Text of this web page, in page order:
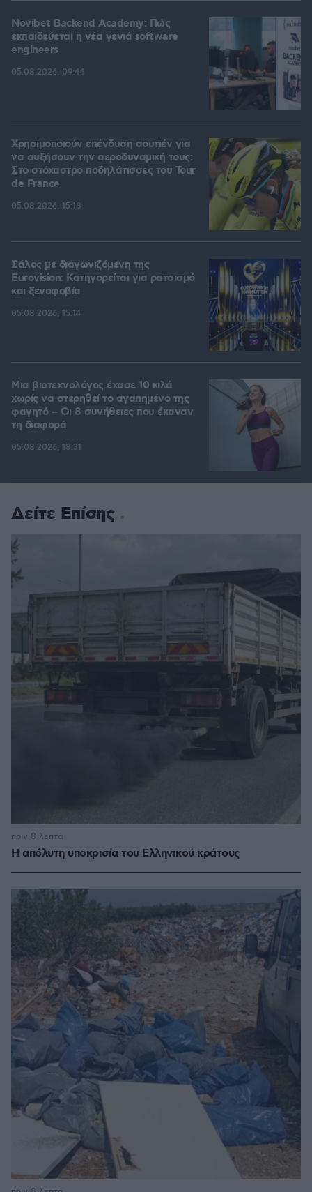
Novibet Backend Academy: Πώς
εκπαιδεύεται η νέα γενιά software
engineers
05.08.2026, 09:44
Χρησιμοποιούν επένδυση σουτιέν για
να αυξήσουν την αεροδυναμική τους:
Στο στόχαστρο ποδηλάτισσες του Tour
de France
05.08.2026, 15:18
Σάλος με διαγωνιζόμενη της
Eurovision: Κατηγορείται για ρατσισμό
και ξενοφοβία
05.08.2026, 15:14
Μια βιοτεχνολόγος έχασε 10 κιλά
χωρίς να στερηθεί το αγαπημένο της
φαγητό – Οι 8 συνήθειες που έκαναν
τη διαφορά
05.08.2026, 18:31
Δείτε Επίσης
Η απόλυτη υποκρισία του Ελληνικού κράτους
πριν 8 λεπτά